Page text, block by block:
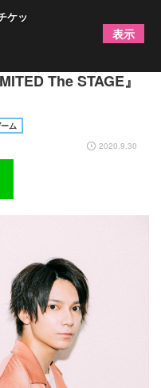
てなぜ必要なの？」
The STAGE』
ム
2020.9.30
ケッ
表示